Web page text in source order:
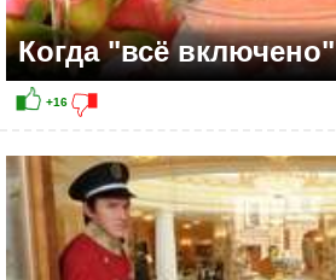
+34
Когда "всё включено"